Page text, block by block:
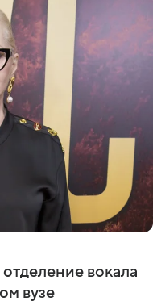
вокала
вузе